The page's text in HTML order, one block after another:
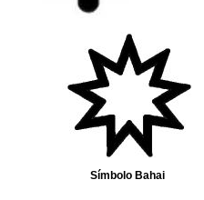
Símbolo Bahai